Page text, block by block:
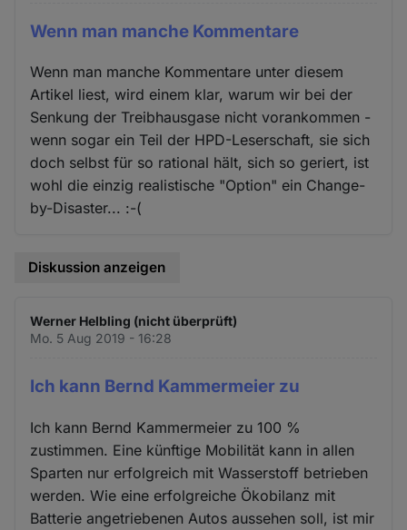
Wenn man manche Kommentare
Wenn man manche Kommentare unter diesem
Artikel liest, wird einem klar, warum wir bei der
Senkung der Treibhausgase nicht vorankommen -
wenn sogar ein Teil der HPD-Leserschaft, sie sich
doch selbst für so rational hält, sich so geriert, ist
wohl die einzig realistische "Option" ein Change-
by-Disaster... :-(
Diskussion anzeigen
Werner Helbling (nicht überprüft)
Mo. 5 Aug 2019 - 16:28
Ich kann Bernd Kammermeier zu
Ich kann Bernd Kammermeier zu 100 %
zustimmen. Eine künftige Mobilität kann in allen
Sparten nur erfolgreich mit Wasserstoff betrieben
werden. Wie eine erfolgreiche Ökobilanz mit
Batterie angetriebenen Autos aussehen soll, ist mir